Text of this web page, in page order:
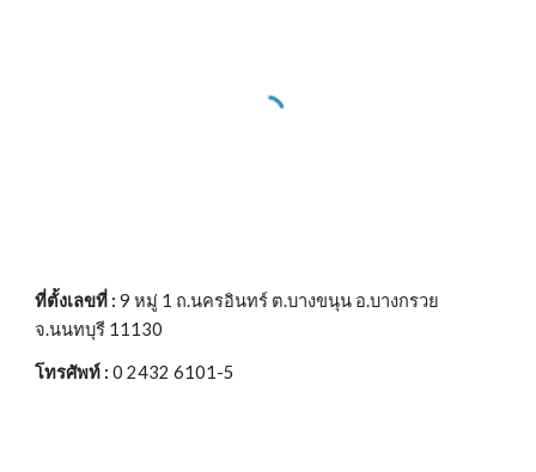
ที่ตั้งเลขที่ : 9 หมู่ 1 ถ.นครอินทร์ ต.บางขนุน อ.บางกรวย
จ.นนทบุรี 11130
โทรศัพท์ : 0 2432 6101-5